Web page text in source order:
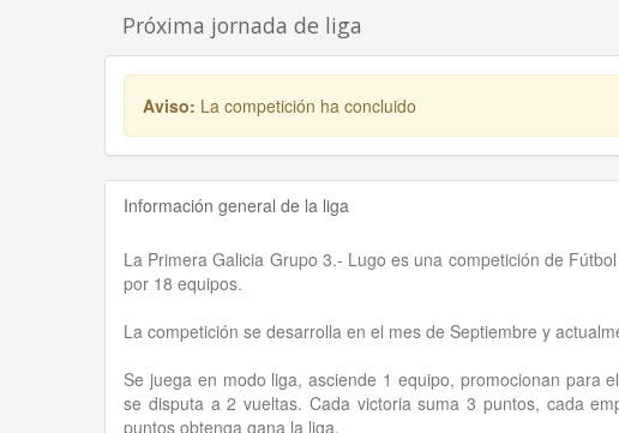
Próxima jornada de liga
Aviso: La competición ha concluido
Información general de la liga
La Primera Galicia Grupo 3.- Lugo es una competición de
por 18 equipos.
La competición se desarrolla en el mes de Septiembre y
Se juega en modo liga, asciende 1 equipo, promocionan para
se disputa a 2 vueltas. Cada victoria suma 3 puntos, cada
puntos obtenga gana la liga.